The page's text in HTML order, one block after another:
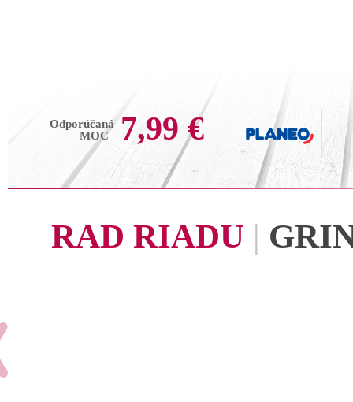
Odporúčaná
MOC
7,99 €
RAD RIADU |